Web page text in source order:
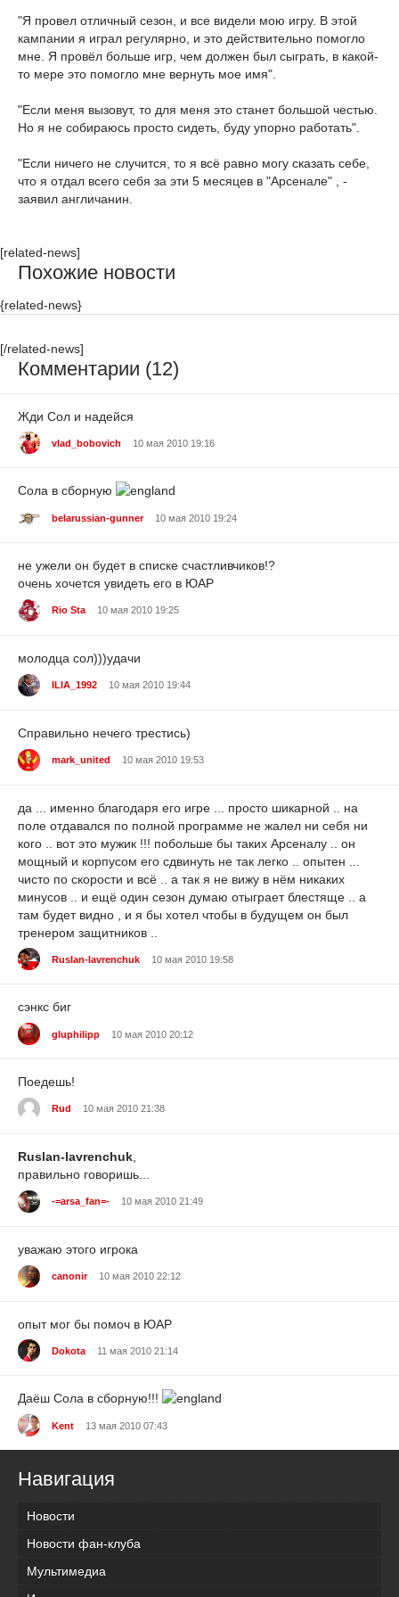
"Я провел отличный сезон, и все видели мою игру. В этой
кампании я играл регулярно, и это действительно помогло
мне. Я провёл больше игр, чем должен был сыграть, в какой-
то мере это помогло мне вернуть мое имя".
"Если меня вызовут, то для меня это станет большой честью.
Но я не собираюсь просто сидеть, буду упорно работать".
"Если ничего не случится, то я всё равно могу сказать себе,
что я отдал всего себя за эти 5 месяцев в "Арсенале" , -
заявил англичанин.
[related-news]
Похожие новости
{related-news}
[/related-news]
Комментарии (12)
Жди Сол и надейся
vlad_bobovich 10 мая 2010 19:16
Сола в сборную
belarussian-gunner 10 мая 2010 19:24
не ужели он будет в списке счастливчиков!?
очень хочется увидеть его в ЮАР
Rio Sta 10 мая 2010 19:25
молодца сол)))удачи
ILIA_1992 10 мая 2010 19:44
Справильно нечего трестись)
mark_united 10 мая 2010 19:53
да ... именно благодаря его игре ... просто шикарной .. на
поле отдавался по полной программе не жалел ни себя ни
кого .. вот это мужик !!! побольше бы таких Арсеналу .. он
мощный и корпусом его сдвинуть не так легко .. опытен ...
чисто по скорости и всё .. а так я не вижу в нём никаких
минусов .. и ещё один сезон думаю отыграет блестяще .. а
там будет видно , и я бы хотел чтобы в будущем он был
тренером защитников ..
Ruslan-lavrenchuk 10 мая 2010 19:58
сэнкс биг
gluphilipp 10 мая 2010 20:12
Поедешь!
Rud 10 мая 2010 21:38
Ruslan-lavrenchuk
правильно говоришь...
-=arsa_fan=- 10 мая 2010 21:49
уважаю этого игрока
canonir 10 мая 2010 22:12
опыт мог бы помоч в ЮАР
Dokota 11 мая 2010 21:14
Даёш Сола в сборную!!!
Kent 13 мая 2010 07:43
Навигация
Новости
Новости фан-клуба
Мультимедиа